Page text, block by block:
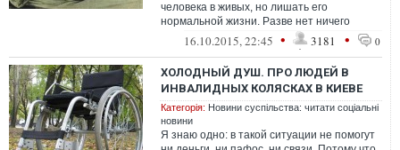
человека в живых, но лишать его
нормальной жизни. Разве нет ничего
божьего в том, чтобы прекратить
16.10.2015, 22:45 • 3181 • 0
ХОЛОДНЫЙ ДУШ. ПРО ЛЮДЕЙ В
ИНВАЛИДНЫХ КОЛЯСКАХ В КИЕВЕ
Категорія: Новини суспільства: читати соціальні
новини
Я знаю одно: в такой ситуации не помогут